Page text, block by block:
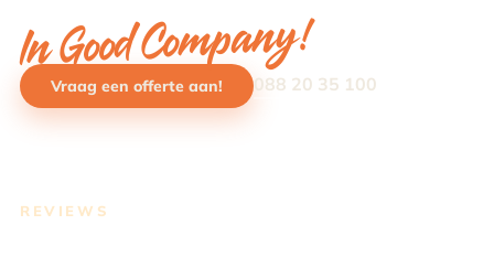
In Good Company!
Vraag een offerte aan! 088 20 35 100
REVIEWS